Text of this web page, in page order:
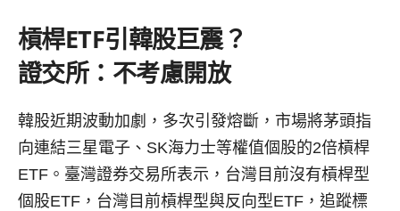
槓桿ETF引韓股巨震？
證交所：不考慮開放
韓股近期波動加劇，多次引發熔斷，市場將茅頭指
向連結三星電子、SK海力士等權值個股的2倍槓桿
ETF。臺灣證券交易所表示，台灣目前沒有槓桿型
個股ETF，台灣目前槓桿型與反向型ETF，追蹤標